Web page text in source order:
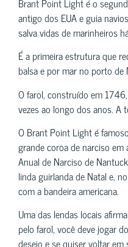
antigo dos EUA e guia
salva vidas de marinheiros
É a primeira estrutura que
balsa e por mar no porto de
O farol, construído em
vezes ao longo dos anos. A
O Brant Point Light é
grande coroa de narciso em
Anual de Narciso de
linda guirlanda de Natal e,
com a bandeira americana.
Uma das lendas locais
pelo farol, você deve jogar
desejo e se quiser voltar